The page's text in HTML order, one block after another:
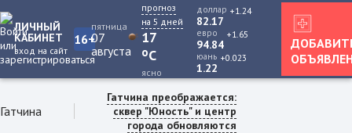
ЛИЧНЫЙ
КАБИНЕТ
вход на сайт
16+
пятница
07
августа
прогноз
на 5 дней
17
oC
ясно
доллар
82.17
+1.24
евро
94.84
+1.65
юань
1.22
+0.023
Гатчина
Гатчина преображается:
сквер "Юность" и центр
города обновляются